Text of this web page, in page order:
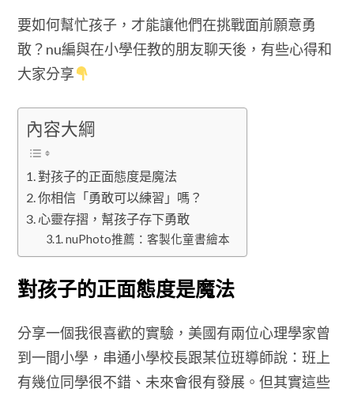
要如何幫忙孩子，才能讓他們在挑戰面前願意勇
敢？nu編與在小學任教的朋友聊天後，有些心得和
大家分享
內容大綱
對孩子的正面態度是魔法
你相信「勇敢可以練習」嗎？
心靈存摺，幫孩子存下勇敢
nuPhoto推薦：客製化童書繪本
對孩子的正面態度是魔法
分享一個我很喜歡的實驗，美國有兩位心理學家曾
到一間小學，串通小學校長跟某位班導師說：班上
有幾位同學很不錯、未來會很有發展。但其實這些